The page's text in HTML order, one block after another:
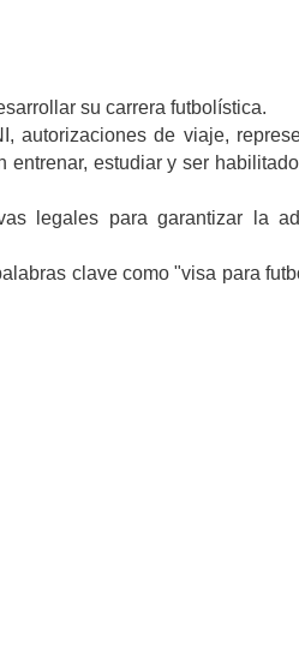
su carrera futbolística.
autorizaciones de viaje,
entrenar, estudiar y ser
legales para garantizar la
clave como "visa para